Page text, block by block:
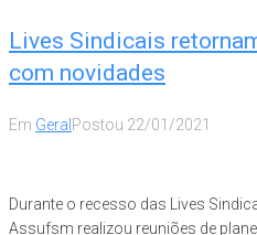
Lives Sindicais
com novidades
Em Geral Postou 22/01/2021
Durante o recesso das Lives
Assufsm realizou reuniões de